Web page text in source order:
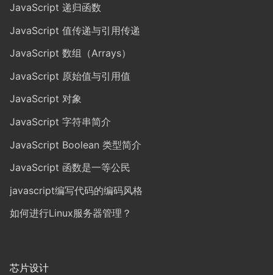
JavaScript 递归函数
JavaScript 值传递与引用传递
JavaScript 数组（Arrays）
JavaScript 原始值与引用值
JavaScript 对象
JavaScript 字符串简介
JavaScript Boolean 类型简介
JavaScript 函数是一等公民
javascript编写代码的编码风格
如何进行Linux服务器管理？
芯片设计